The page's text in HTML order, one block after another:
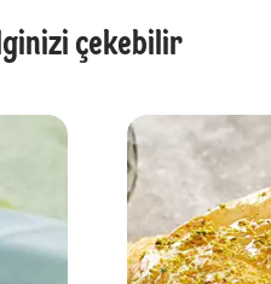
çekebilir